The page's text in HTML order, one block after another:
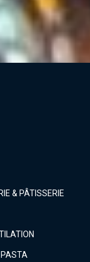
& PÂTISSERIE